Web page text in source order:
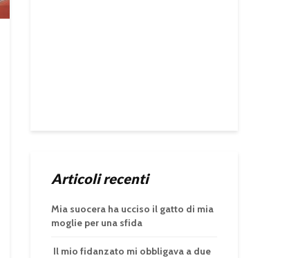
Articoli recenti
Mia suocera ha ucciso il gatto di mia
moglie per una sfida
Il mio fidanzato mi obbligava a due